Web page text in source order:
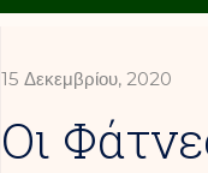
15 Δεκεμβρίου, 2020
Οι